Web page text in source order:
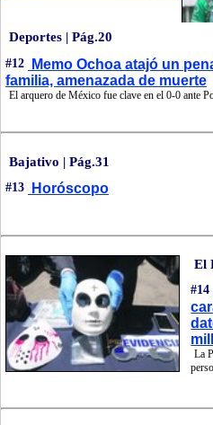
Deportes | Pág.20
#12
Memo Ochoa atajó un
familia, amenazada de muerte
El arquero de México fue clave en el 0-0 ante
Bajativo | Pág.31
#13 Horóscopo
El
#14
La